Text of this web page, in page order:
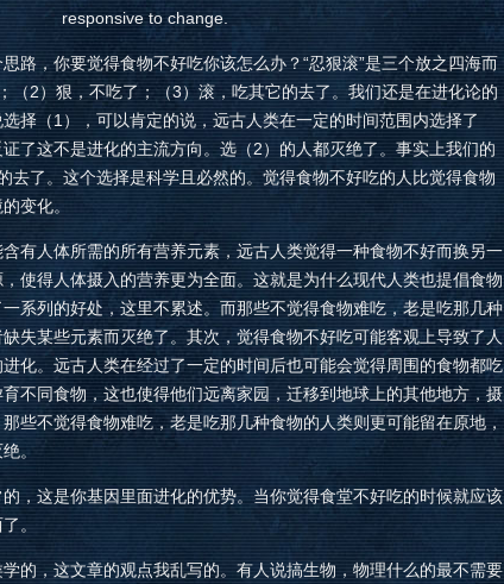
responsive to change.
路，你要觉得食物不好吃你该怎么办？“忍狠滚”是三个放之四海而
（2）狠，不吃了；（3）滚，吃其它的去了。我们还是在进化论的
择（1），可以肯定的说，远古人类在一定的时间范围内选择了
了这不是进化的主流方向。选（2）的人都灭绝了。事实上我们的
去了。这个选择是科学且必然的。觉得食物不好吃的人比觉得食物
变化。
有人体所需的所有营养元素，远古人类觉得一种食物不好而换另一
使得人体摄入的营养更为全面。这就是为什么现代人类也提倡食物
系列的好处，这里不累述。而那些不觉得食物难吃，老是吃那几种
失某些元素而灭绝了。其次，觉得食物不好吃可能客观上导致了人
化。远古人类在经过了一定的时间后也可能会觉得周围的食物都吃
不同食物，这也使得他们远离家园，迁移到地球上的其他地方，摄
些不觉得食物难吃，老是吃那几种食物的人类则更可能留在原地，
。
，这是你基因里面进化的优势。当你觉得食堂不好吃的时候就应该
。
的，这文章的观点我乱写的。有人说搞生物，物理什么的最不需要